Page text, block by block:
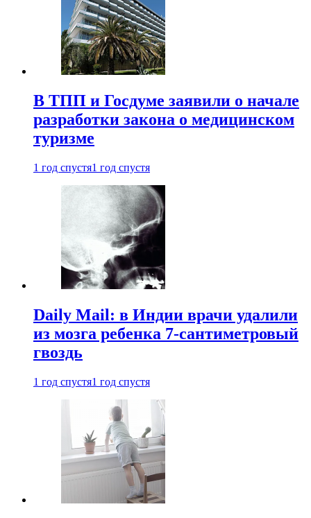
В ТПП и Госдуме заявили о начале
разработки закона о медицинском
туризме
1 год спустя1 год спустя
Daily Mail: в Индии врачи удалили
из мозга ребенка 7-сантиметровый
гвоздь
1 год спустя1 год спустя